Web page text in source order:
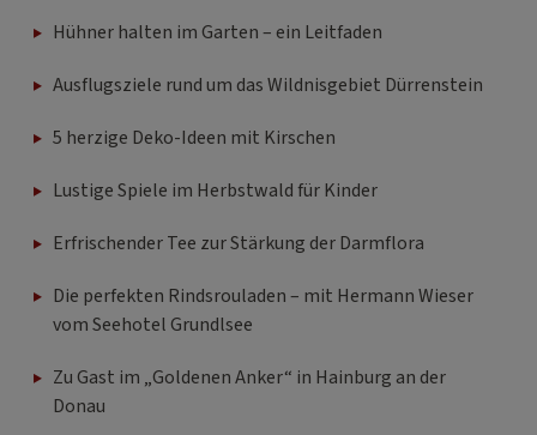
Hühner halten im Garten – ein Leitfaden
Ausflugsziele rund um das Wildnisgebiet Dürrenstein
5 herzige Deko-Ideen mit Kirschen
Lustige Spiele im Herbstwald für Kinder
Erfrischender Tee zur Stärkung der Darmflora
Die perfekten Rindsrouladen – mit Hermann Wieser
vom Seehotel Grundlsee
Zu Gast im „Goldenen Anker“ in Hainburg an der
Donau